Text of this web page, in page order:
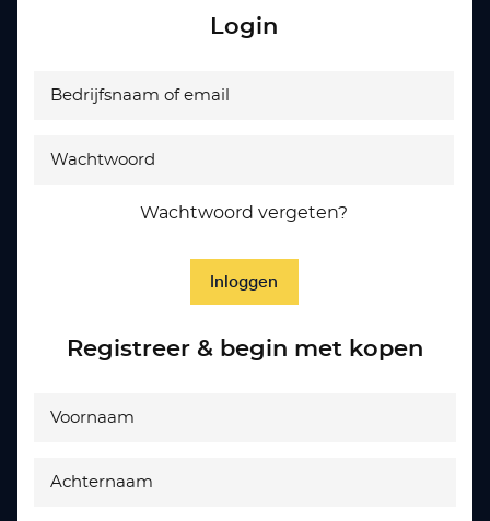
Login
Wachtwoord vergeten?
Inloggen
Registreer & begin met kopen